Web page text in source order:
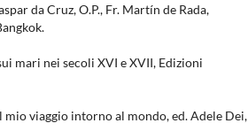
da Cruz, O.P., Fr. Martín de Rada,
mari nei secoli XVI e XVII, Edizioni
viaggio intorno al mondo, ed. Adele Dei,